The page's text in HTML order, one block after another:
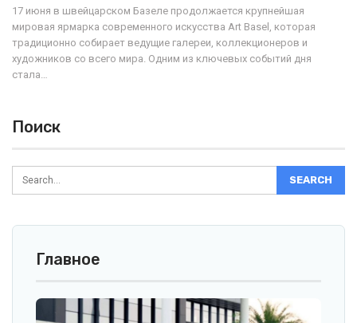
17 июня в швейцарском Базеле продолжается крупнейшая
мировая ярмарка современного искусства Art Basel, которая
традиционно собирает ведущие галереи, коллекционеров и
художников со всего мира. Одним из ключевых событий дня
стала…
Поиск
Главное